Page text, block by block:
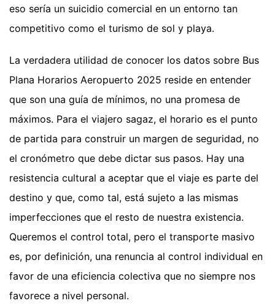
eso sería un suicidio comercial en un entorno tan
competitivo como el turismo de sol y playa.
La verdadera utilidad de conocer los datos sobre Bus
Plana Horarios Aeropuerto 2025 reside en entender
que son una guía de mínimos, no una promesa de
máximos. Para el viajero sagaz, el horario es el punto
de partida para construir un margen de seguridad, no
el cronómetro que debe dictar sus pasos. Hay una
resistencia cultural a aceptar que el viaje es parte del
destino y que, como tal, está sujeto a las mismas
imperfecciones que el resto de nuestra existencia.
Queremos el control total, pero el transporte masivo
es, por definición, una renuncia al control individual en
favor de una eficiencia colectiva que no siempre nos
favorece a nivel personal.